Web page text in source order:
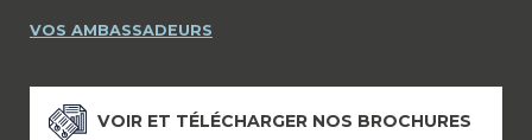
VOS AMBASSADEURS
VOIR ET TÉLÉCHARGER NOS BROCHURES